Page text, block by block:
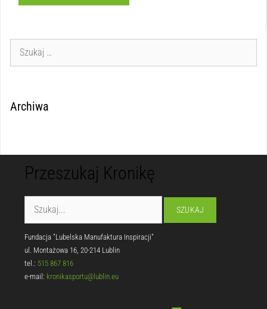
Archiwa
Przeszukaj Kronikę
Fundacja "Lubelska Manufaktura Inspiracji"
ul. Montażowa 16, 20-214 Lublin
tel.: 515 867 816
e-mail: kronikasportu@lublin.eu